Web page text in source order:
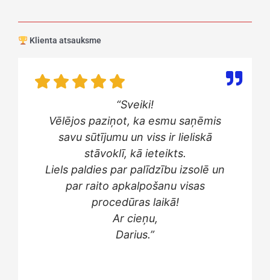
Klienta atsauksme
“Sveiki!
Vēlējos paziņot, ka esmu saņēmis
savu sūtījumu un viss ir lieliskā
stāvoklī, kā ieteikts.
Liels paldies par palīdzību izsolē un
par raito apkalpošanu visas
procedūras laikā!
Ar cieņu,
Darius.”